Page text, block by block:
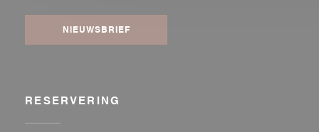
NIEUWSBRIEF
RESERVERING